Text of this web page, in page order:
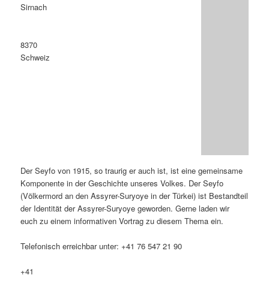
Sirnach
8370
Schweiz
Der Seyfo von 1915, so traurig er auch ist, ist eine gemeinsame
Komponente in der Geschichte unseres Volkes. Der Seyfo
(Völkermord an den Assyrer-Suryoye in der Türkei) ist Bestandteil
der Identität der Assyrer-Suryoye geworden. Gerne laden wir
euch zu einem informativen Vortrag zu diesem Thema ein.
Telefonisch erreichbar unter: +41 76 547 21 90
+41